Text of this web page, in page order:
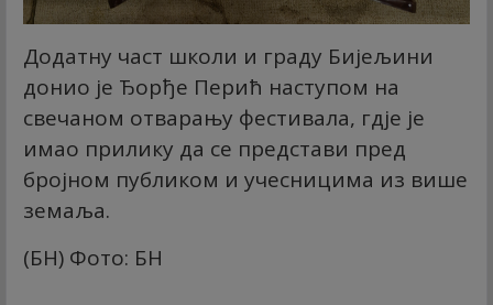
Додатну част школи и граду Бијељини
донио је Ђорђе Перић наступом на
свечаном отварању фестивала, гдје је
имао прилику да се представи пред
бројном публиком и учесницима из више
земаља.
(БН) Фото: БН